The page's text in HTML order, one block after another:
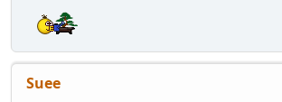
Suee